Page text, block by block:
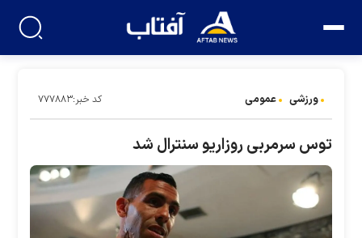
ورزشی عمومی کد خبر:۷۷۷۸۸۳
توس سرمربی روزاریو سنترال شد